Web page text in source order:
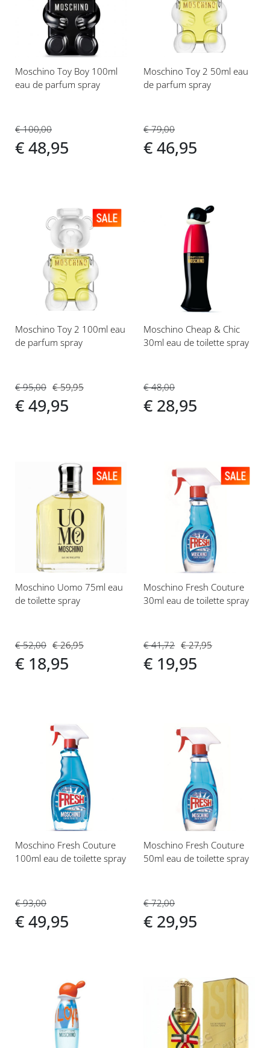
verlanglijst
Moschino Toy Boy 100ml
eau de parfum spray
€ 100,00
€ 48,95
verlanglijst
Moschino Toy 2 50ml eau
de parfum spray
€ 79,00
€ 46,95
Voeg
verlanglijst
Moschino Toy 2 100ml eau
de parfum spray
€ 95,00
€ 49,95
€ 59,95
verlanglijst
Moschino Cheap & Chic
30ml eau de toilette spray
€ 48,00
€ 28,95
toe
aan
verlanglijst
Moschino Uomo 75ml eau
de toilette spray
€ 52,00
€ 18,95
€ 26,95
Voeg
verlanglijst
Moschino Fresh Couture
30ml eau de toilette spray
€ 41,72
€ 19,95
€ 27,95
Voeg
verlanglijst
Moschino Fresh Couture
100ml eau de toilette spray
€ 93,00
€ 49,95
Voeg
verlanglijst
Moschino Fresh Couture
50ml eau de toilette spray
€ 72,00
€ 29,95
verlanglijst
Voeg
toe
aan
verlanglijst